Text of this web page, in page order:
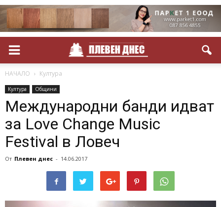
НАЧАЛО Култура
Култура Общини
Международни банди идват
за Love Change Music
Festival в Ловеч
От Плевен днес - 14.06.2017